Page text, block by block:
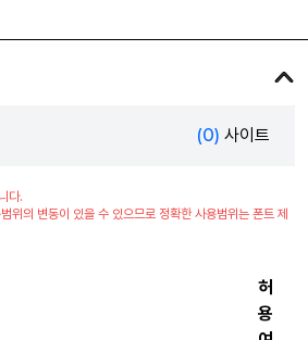
(0) 사이트
다.
위의 변동이 있을 수 있으므로 정확한 사용범위는 폰트 제
허
용